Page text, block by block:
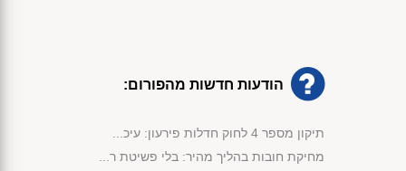
הודעות חדשות מהפורום:
תיקון מספר 4 לחוק חדלות פירעון: עיכ...
מחיקת חובות בהליך מהיר: בלי פשיטת ר...